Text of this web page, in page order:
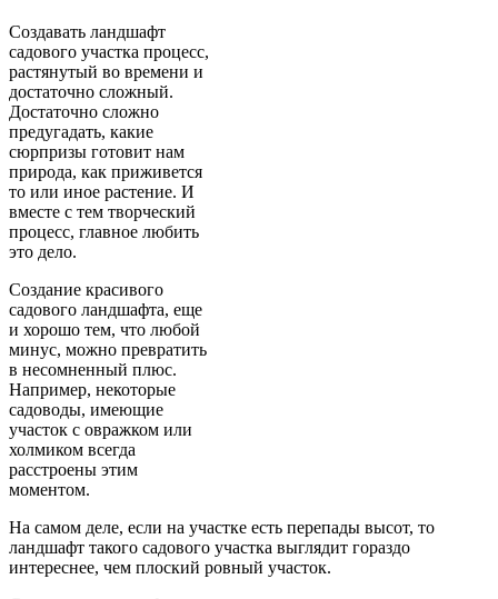
Создавать ландшафт
садового участка процесс,
растянутый во времени и
достаточно сложный.
Достаточно сложно
предугадать, какие
сюрпризы готовит нам
природа, как приживется
то или иное растение. И
вместе с тем творческий
процесс, главное любить
это дело.
Создание красивого
садового ландшафта, еще
и хорошо тем, что любой
минус, можно превратить
в несомненный плюс.
Например, некоторые
садоводы, имеющие
участок с овражком или
холмиком всегда
расстроены этим
моментом.
На самом деле, если на участке есть перепады высот, то
ландшафт такого садового участка выглядит гораздо
интереснее, чем плоский ровный участок.